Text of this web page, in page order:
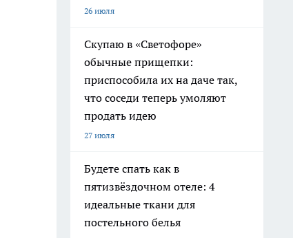
26 июля
Скупаю в «Светофоре»
обычные прищепки:
приспособила их на даче так,
что соседи теперь умоляют
продать идею
27 июля
Будете спать как в
пятизвёздочном отеле: 4
идеальные ткани для
постельного белья